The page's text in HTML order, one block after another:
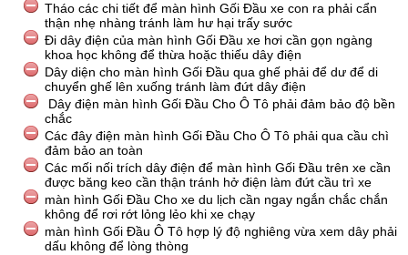
Tháo các chi tiết để màn hình Gối Đầu xe con ra phải cẩn
thận nhẹ nhàng tránh làm hư hại trấy sước
Đi dây điện của màn hình Gối Đầu xe hơi cần gọn ngàng
khoa học không để thừa hoặc thiếu dây điện
Dây diện cho màn hình Gối Đầu qua ghế phải để dư để di
chuyển ghế lên xuống tránh làm đứt dây điện
Dây điện màn hình Gối Đầu Cho Ô Tô phải đảm bảo độ bền
chắc
Các đây điện màn hình Gối Đầu Cho Ô Tô phải qua cầu chì
đảm bảo an toàn
Các mối nối trích dây điện để màn hình Gối Đầu trên xe cần
được băng keo cần thận tránh hở điện làm đứt cầu trì xe
màn hình Gối Đầu Cho xe du lịch cần ngay ngắn chắc chắn
không để rơi rớt lỏng lẻo khi xe chạy
màn hình Gối Đầu Ô Tô hợp lý độ nghiêng vừa xem dây phải
dấu không để lòng thòng